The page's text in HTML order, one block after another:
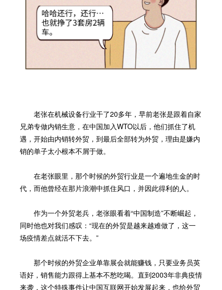
老张在机械设备行业干了20多年，早前老张是跟着自家
兄弟专做内销生意，在中国加入WTO以后，他们抓住了机
遇，开始由内销转外贸，到最后全部转为外贸，理由是嫌内
销的单子太小根本不屑于做。
在老张眼里，那个时候的外贸行业是一个遍地生金的时
代，而他曾经在那片浪潮中抓住风口，并因此得利的人。
作为一个外贸老兵，老张眼看着“中国制造”不断崛起，
同时他也对我们感叹：“现在的外贸是越来越难做了，这一
场疫情差点就活不下去。”
那个时候的外贸企业单靠展会就能赚钱，只要业务员英
语好，销售能力跟得上基本不愁吃喝。直到2003年非典疫情
来袭，这个特殊事件让中国互联网开始发展起来，也给外贸